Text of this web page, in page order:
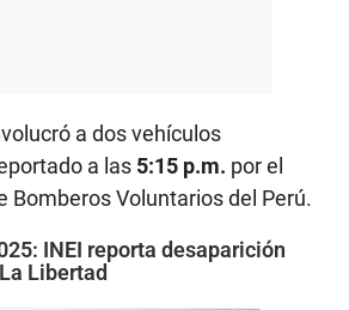
a dos vehículos
a las 5:15 p.m. por el
Bomberos Voluntarios del Perú.
INEI reporta desaparición
Libertad